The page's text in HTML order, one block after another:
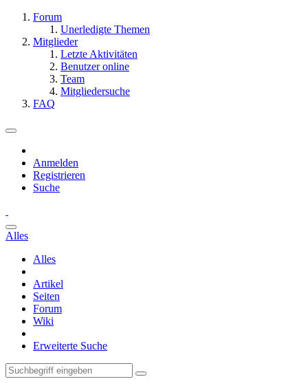
Forum
Unerledigte Themen
Mitglieder
Letzte Aktivitäten
Benutzer online
Team
Mitgliedersuche
FAQ
Anmelden
Registrieren
Suche
Alles
Alles
Artikel
Seiten
Forum
Wiki
Erweiterte Suche